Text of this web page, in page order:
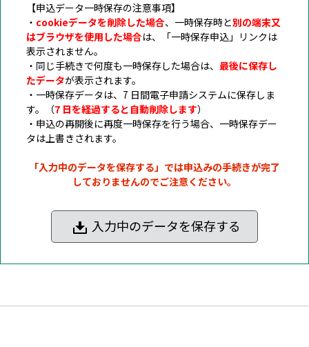
【申込データ一時保存の注意事項】
・ cookieデータを削除した場合、一時保存時と別の端末又
はブラウザを使用した場合は、「一時保存申込」リンクは
表示されません。
・同じ手続きで何度も一時保存した場合は、 最後に保存し
たデータが表示されます。
・一時保存データは、7 日間電子申請システムに保存しま
す。（7 日を経過すると自動削除します）
・申込の再開後に再度一時保存を行う場合、一時保存デー
タは上書きされます。
「入力中のデータを保存する」では申込みの手続きが完了
しておりませんのでご注意ください。
入力中のデータを保存する